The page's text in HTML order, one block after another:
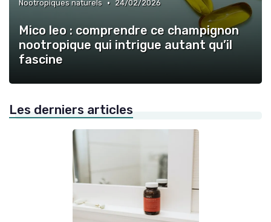
Nootropiques naturels • 24/02/2026
Mico leo : comprendre ce champignon
nootropique qui intrigue autant qu’il
fascine
Les derniers articles